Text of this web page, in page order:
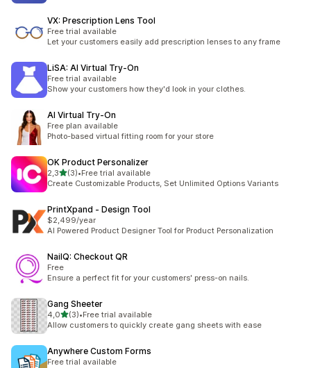
VX: Prescription Lens Tool
Free trial available
Let your customers easily add prescription lenses to any frame
LiSA: AI Virtual Try‑On
Free trial available
Show your customers how they'd look in your clothes.
AI Virtual Try‑On
Free plan available
Photo-based virtual fitting room for your store
OK Product Personalizer
2,3/ 5 tähteä
(3)
3 arvostelua yhteensä
•Free trial available
Create Customizable Products, Set Unlimited Options Variants
PrintXpand ‑ Design Tool
$2,499/year
AI Powered Product Designer Tool for Product Personalization
NailQ: Checkout QR
Free
Ensure a perfect fit for your customers' press-on nails.
Gang Sheeter
4,0/ 5 tähteä
(3)
3 arvostelua yhteensä
•Free trial available
Allow customers to quickly create gang sheets with ease
Anywhere Custom Forms
Free trial available